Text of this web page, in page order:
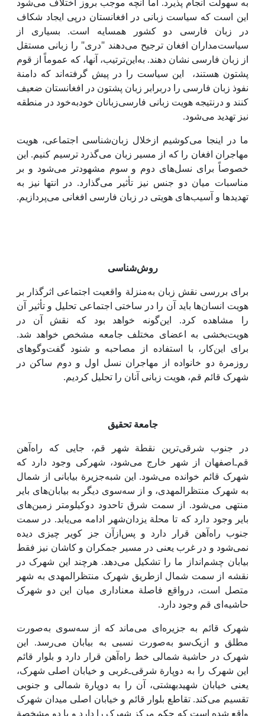
این است که سیاست زبانی در افغانستان درپی ایجاد شکاف
در زبان فارسی دو کشور همسایه است. بسیاری از
سیاست‌مداران افغان ترجیح می‌دهند "دری" را زبانی مستقل
از زبان فارسی نشان دهند. به‌این‌ترتیب، آنها، که عموماً از قوم
پشتون هستند، این سیاست را در پیش گرفته‌اند که دامنة
نفوذ زبان فارسی را دربرابر زبان پشتون در افغانستان ضعیف
کنند و درنتیجه هویت زبانی فارسی‌زبانان خودبه‌خود در منطقه
نیز تهدید می‌شود.
ما در اینجا می‌کوشیم ازخلال زبان‌شناسی اجتماعی، هویت
مهاجران افغان را که از مسیر زبان می‌گذرد ترسیم کنیم. این
خصوصاً برای نسل‌های دوم و سوم مشهودتر می‌شود و بر
مناسبات میان دو جنس نیز تأثیر می‌گذارد. در انتها نیز به
تهدیدها و آسیب‌های هویتی در زبان فارسی افغانی می‌پردازیم.
روش‌شناسی
برای بررسی نقش زبان به‌منزلة واقعیت اجتماعی اثرگذار بر
هویت انسان‌ها باید آن را در ساختی اجتماعی تحلیل و تأثیر آن
را مشاهده کرد. این‌گونه خواهد بود که نقش آن در
هویت‌بخشی به اعضای مختلف جامعه مشخص خواهد شد.
برای این‌کار، با استفاده از مصاحبه و شنود گفت‌وگوهای
روزمرة دو خانواده از مهاجران نسل اول و دوم ساکن در
شهرک قائم قم، هویت زبانی آنان را تحلیل کردیم.
جامعة تحقیق
در جنوب شرقی‌ترین نقطة شهر قم، جایی که راه‌آهن
قم‌ـ‌اصفهان از شهر خارج می‌شود، شهرکی وجود دارد که
شهرک قائم خوانده می‌شود. این شبه‌جزیرة بیابانی از شمال
به شهرک منتظرالمهدی، و از سه‌سوی دیگر به بیابان‌های بایر
منتهی می‌شود. از سمت شرق تاحدود دوکیلومتر زمین‌های
بایر وجود دارد که تا محلة یزدان‌شهر ادامه می‌یابد. در سمت
جنوب راه‌آهن قرار دارد و پس‌ازآن جز کویر چیزی دیده
نمی‌شود و در غرب یعنی در مسیر جمکران و کاشان نیز فقط
بیابان چشم‌انداز ما را تشکیل می‌دهد. هرچند این شهرک در
نقشه از سمت شمال ازطریق شهرک منتظرالمهدی به شهر
متصل است، درواقع فاصلة معناداری میان این دو شهرک
حاشیه‌ای قم وجود دارد.
شهرک قائم به جزیره‌ای می‌ماند که از سه‌سوی به‌صورت
مطلق و ازیک‌سو به‌صورت نسبی به بیابان می‌رسد. این
شهرک در حاشیة شمالی خط راه‌آهن قرار دارد و بلوار قائم
این شهرک را به دوپارة شرقی‌ـ‌غربی و خیابان اصلی شهرک،
یعنی خیابان شهیدبهشتی، آن را به دوپارة شمالی و جنوبی
تقسیم می‌کند. تقاطع بلوار قائم و خیابان اصلی میدان شهرک
واقع شده است که حکم مرکز شهرک را دارد و با دو مشخصة